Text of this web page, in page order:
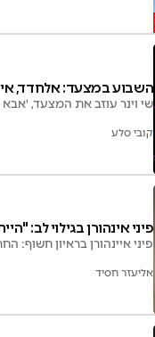
השבוע במצעד: אלחדד,
שי וינר עוזב את המצעד,
קובי סלע
פיני אינהורן בגילוי לב:
פיני איינהורן בראיון
אליעזר חסיד